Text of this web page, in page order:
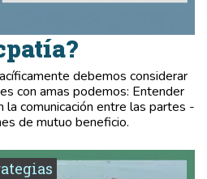
debemos considerar
con amas podemos: Entender
la comunicación entre las partes -
de mutuo beneficio.